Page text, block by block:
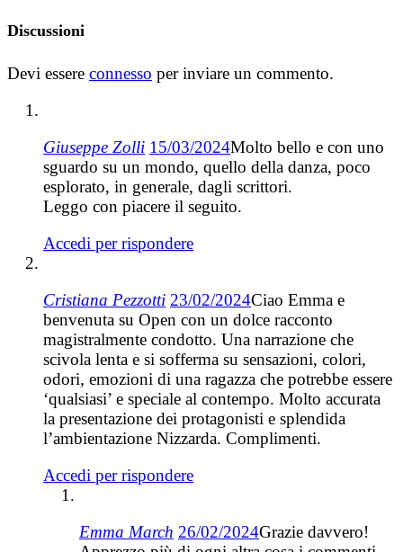
Discussioni
Devi essere connesso per inviare un commento.
Giuseppe Zolli 15/03/2024Molto bello e con uno
sguardo su un mondo, quello della danza, poco
esplorato, in generale, dagli scrittori.
Leggo con piacere il seguito.
Accedi per rispondere
Cristiana Pezzotti 23/02/2024Ciao Emma e
benvenuta su Open con un dolce racconto
magistralmente condotto. Una narrazione che
scivola lenta e si sofferma su sensazioni, colori,
odori, emozioni di una ragazza che potrebbe essere
‘qualsiasi’ e speciale al contempo. Molto accurata
la presentazione dei protagonisti e splendida
l’ambientazione Nizzarda. Complimenti.
Accedi per rispondere
Emma March 26/02/2024Grazie davvero!